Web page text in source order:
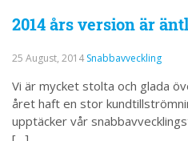
2014 års version är
25 August, 2014 Snabbavveckling
Vi är mycket stolta och glada
året haft en stor
upptäcker vår